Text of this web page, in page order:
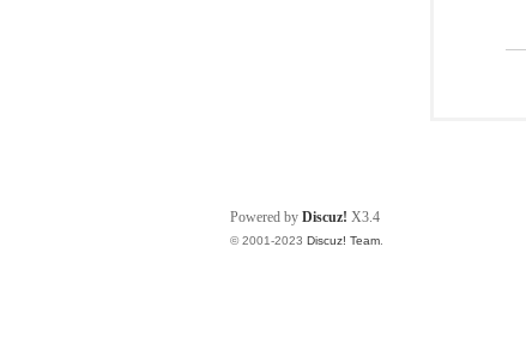
Powered by Discuz! X3.4
© 2001-2023 Discuz! Team